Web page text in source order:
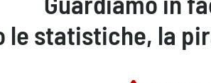
le statistiche, la